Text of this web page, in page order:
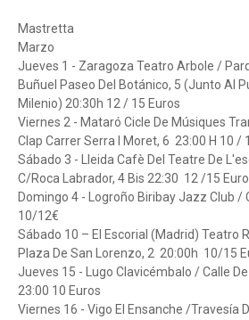
Mastretta
Marzo
Jueves 1 - Zaragoza Teatro Arbole /
Buñuel Paseo Del Botánico, 5 (Junto Al
Milenio) 20:30h 12 / 15 Euros
Viernes 2 - Mataró Cicle De Músiques
Clap Carrer Serra I Moret, 6 23:00 H 10 /
Sábado 3 - Lleida Cafè Del Teatre De
C/Roca Labrador, 4 Bis 22:30 12 /15
Domingo 4 - Logroño Biribay Jazz Club /
10/12€
Sábado 10 – El Escorial (Madrid) Teatro
Plaza De San Lorenzo, 2 20:00h 10/15
Jueves 15 - Lugo Clavicémbalo / Calle
23:00 10 Euros
Viernes 16 - Vigo El Ensanche /Travesía